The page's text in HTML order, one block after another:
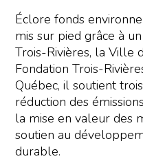
Éclore fonds
mis sur pied grâce à
Trois-Rivières, la Ville
Fondation Trois-
Québec, il soutient
réduction des
la mise en valeur des
soutien au
durable.